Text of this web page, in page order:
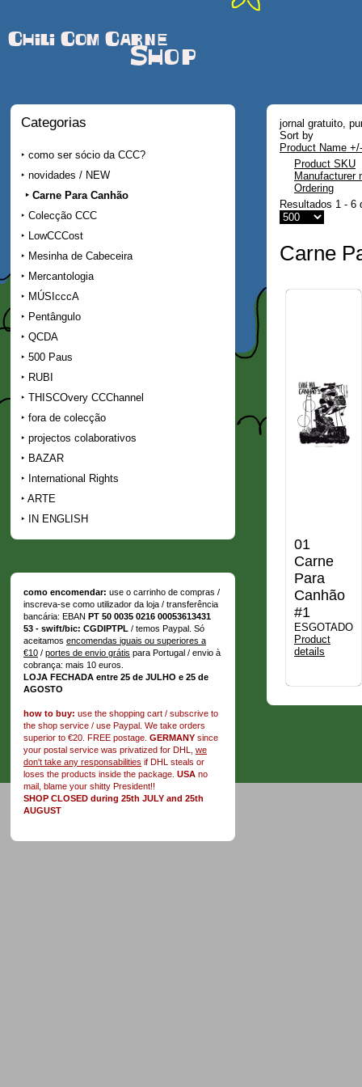
Chili Com Carne
Shop
Categorias
como ser sócio da CCC?
novidades / NEW
Carne Para Canhão
Colecção CCC
LowCCCost
Mesinha de Cabeceira
Mercantologia
MÚSIcccA
Pentângulo
QCDA
500 Paus
RUBI
THISCOvery CCChannel
fora de colecção
projectos colaborativos
BAZAR
International Rights
ARTE
IN ENGLISH
como encomendar: use o carrinho de compras /
inscreva-se como utilizador da loja / transferência
bancária: EBAN PT 50 0035 0216 00053613431
53 - swift/bic: CGDIPTPL / temos Paypal. Só
aceitamos encomendas iguais ou superiores a
€10 / portes de envio grátis para Portugal / envio à
cobrança: mais 10 euros.
LOJA FECHADA entre 25 de JULHO e 25 de
AGOSTO
how to buy: use the shopping cart / subscrive to
the shop service / use Paypal. We take orders
superior to €20. FREE postage. GERMANY since
your postal service was privatized for DHL, we
don't take any responsabilities if DHL steals or
loses the products inside the package. USA no
mail, blame your shitty President!!
SHOP CLOSED during 25th JULY and 25th
AUGUST
jornal gratuito,
Sort by
Product Name +/-
Product SKU
Manufacturer
Ordering
Resultados 1 - 6
Carne
01
Carne
Para
Canhão
#1
ESGOTADO
Product
details